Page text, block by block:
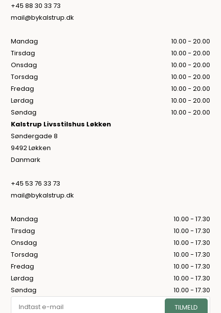
+45 88 30 33 73
mail@bykalstrup.dk
Mandag
10.00 - 20.00
Tirsdag
10.00 - 20.00
Onsdag
10.00 - 20.00
Torsdag
10.00 - 20.00
Fredag
10.00 - 20.00
Lørdag
10.00 - 20.00
Søndag
10.00 - 20.00
Kalstrup Livsstilshus Løkken
Søndergade 8
9492 Løkken
Danmark
+45 53 76 33 73
mail@bykalstrup.dk
Mandag
10.00 - 17.30
Tirsdag
10.00 - 17.30
Onsdag
10.00 - 17.30
Torsdag
10.00 - 17.30
Fredag
10.00 - 17.30
Lørdag
10.00 - 17.30
Søndag
10.00 - 17.30